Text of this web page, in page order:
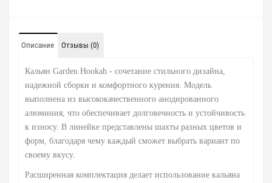
Описание Отзывы (0)
Кальян Garden Hookah - сочетание стильного дизайна,
надежной сборки и комфортного курения. Модель
выполнена из высококачественного анодированного
алюминия, что обеспечивает долговечность и устойчивость
к износу. В линейке представлены шахты разных цветов и
форм, благодаря чему каждый сможет выбрать вариант по
своему вкусу.
Расширенная комплектация делает использование кальяна